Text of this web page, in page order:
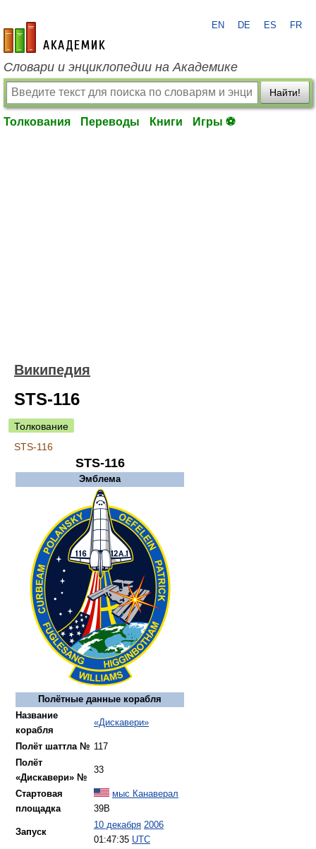
academic.ru
EN DE ES FR
Словари и энциклопедии на Академике
Найти!
Толкования Переводы Книги Игры ⚽
Википедия
STS-116
Толкование
STS-116
STS-116
Эмблема
Полётные данные корабля
Название
корабля
«Дискавери»
Полёт шаттла № 117
Полёт
«Дискавери» №
33
Стартовая
площадка
мыс Канаверал
39B
Запуск
10 декабря 2006
01:47:35 UTC